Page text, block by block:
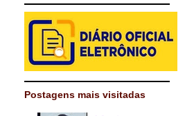
Postagens mais visitadas